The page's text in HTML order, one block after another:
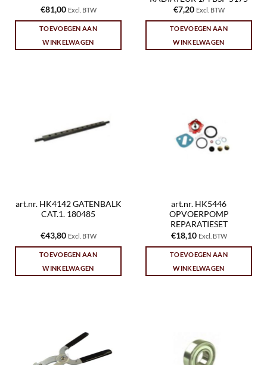
€81,00 Excl. BTW
TOEVOEGEN AAN
WINKELWAGEN
€7,20 Excl. BTW
TOEVOEGEN AAN
WINKELWAGEN
art.nr. HK4142 GATENBALK
CAT.1. 180485
€43,80 Excl. BTW
TOEVOEGEN AAN
WINKELWAGEN
art.nr. HK5446
OPVOERPOMP
REPARATIESET
€18,10 Excl. BTW
TOEVOEGEN AAN
WINKELWAGEN